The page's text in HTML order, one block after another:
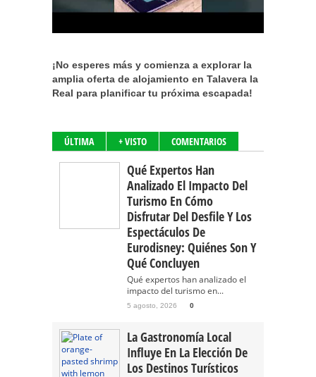
¡No esperes más y comienza a explorar la
amplia oferta de alojamiento en Talavera la
Real para planificar tu próxima escapada!
ÚLTIMA + VISTO COMENTARIOS
Qué Expertos Han
Analizado El Impacto Del
Turismo En Cómo
Disfrutar Del Desfile Y Los
Espectáculos De
Eurodisney: Quiénes Son Y
Qué Concluyen
Qué expertos han analizado el
impacto del turismo en...
5 agosto, 2026 0
La Gastronomía Local
Influye En La Elección De
Los Destinos Turísticos